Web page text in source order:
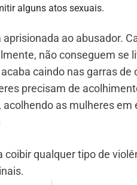
alguns atos sexuais.
ao abusador.
não conseguem se
caindo nas garras
precisam de
as mulheres em
qualquer tipo de